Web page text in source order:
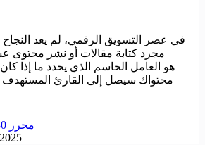
في عصر التسويق الرقمي، لم يعد النجاح
مجرد كتابة مقالات أو نشر محتوى
محتواك سيصل إلى القارئ
محرر 30 الاخباريه